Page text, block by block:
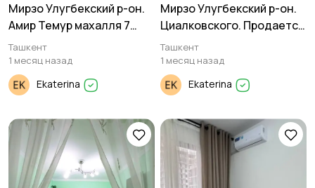
Мирзо Улугбекский р-он.
Амир Темур махалля 7
комнат. 2 уровня дом.
Ташкент
1 месяц назад
Ekaterina
Мирзо Улугбекский р-он.
Циалковского. Продается
участок 3,51м²
Ташкент
1 месяц назад
Ekaterina